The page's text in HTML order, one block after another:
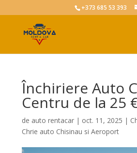
+373 685 53 393
Închiriere Auto
Centru de la 25
de auto rentacar| oct. 11, 2025 |
Chrie auto Chisinau si Aeroport